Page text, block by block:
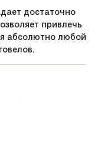
достаточно
привлечь
абсолютно любой